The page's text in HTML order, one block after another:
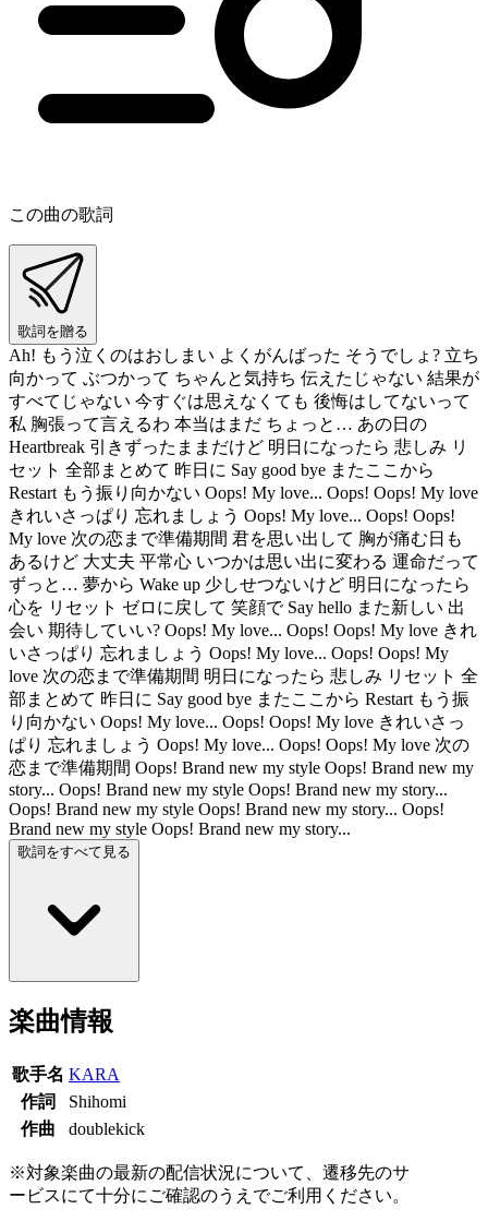
この曲の歌詞
歌詞を贈る
Ah! もう泣くのはおしまい よくがんばった そうでしょ? 立ち
向かって ぶつかって ちゃんと気持ち 伝えたじゃない 結果が
すべてじゃない 今すぐは思えなくても 後悔はしてないって
私 胸張って言えるわ 本当はまだ ちょっと… あの日の
Heartbreak 引きずったままだけど 明日になったら 悲しみ リ
セット 全部まとめて 昨日に Say good bye またここから
Restart もう振り向かない Oops! My love... Oops! Oops! My love
きれいさっぱり 忘れましょう Oops! My love... Oops! Oops!
My love 次の恋まで準備期間 君を思い出して 胸が痛む日も
あるけど 大丈夫 平常心 いつかは思い出に変わる 運命だって
ずっと… 夢から Wake up 少しせつないけど 明日になったら
心を リセット ゼロに戻して 笑顔で Say hello また新しい 出
会い 期待していい? Oops! My love... Oops! Oops! My love きれ
いさっぱり 忘れましょう Oops! My love... Oops! Oops! My
love 次の恋まで準備期間 明日になったら 悲しみ リセット 全
部まとめて 昨日に Say good bye またここから Restart もう振
り向かない Oops! My love... Oops! Oops! My love きれいさっ
ぱり 忘れましょう Oops! My love... Oops! Oops! My love 次の
恋まで準備期間 Oops! Brand new my style Oops! Brand new my
story... Oops! Brand new my style Oops! Brand new my story...
Oops! Brand new my style Oops! Brand new my story... Oops!
Brand new my style Oops! Brand new my story...
歌詞をすべて見る
楽曲情報
歌手名 KARA
作詞
Shihomi
作曲
doublekick
※対象楽曲の最新の配信状況について、遷移先のサ
ービスにて十分にご確認のうえでご利用ください。